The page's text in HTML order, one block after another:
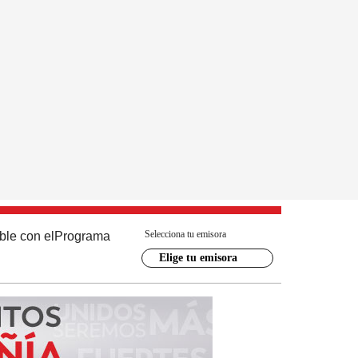
con el Programa Selecciona tu emisora
Elige tu emisora